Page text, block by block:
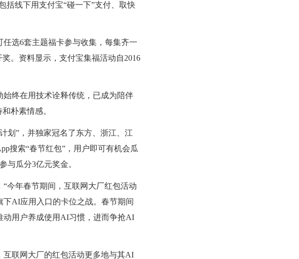
括线下用支付宝“碰一下”支付、取快
选6套主题福卡参与收集，每集齐一
。资料显示，支付宝集福活动自2016
终在用技术诠释传统，已成为陪伴
朴素情感。
划”，并独家冠名了东方、浙江、江
搜索“春节红包”，用户即可有机会瓜
与瓜分3亿元奖金。
“今年春节期间，互联网大厂红包活动
AI应用入口的卡位之战。春节期间
动用户养成使用AI习惯，进而争抢AI
联网大厂的红包活动更多地与其AI